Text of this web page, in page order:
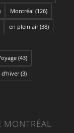
Montréal (126)
en plein air(38)
(43)
d'hiver(3)
MONTRÉAL